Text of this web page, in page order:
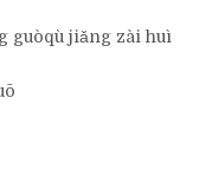
guòqù jiǎng zài huì